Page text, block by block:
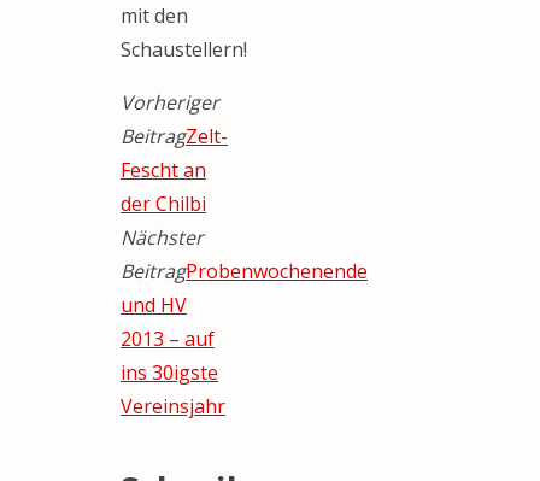
mit den
Schaustellern!
Vorheriger
BeitragZelt-
Fescht an
der Chilbi
Nächster
BeitragProbenwochenende
und HV
2013 – auf
ins 30igste
Vereinsjahr